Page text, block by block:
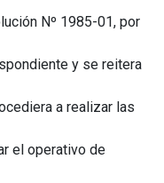
Nº 1985-01, por
y se reitera
a realizar las
el operativo de